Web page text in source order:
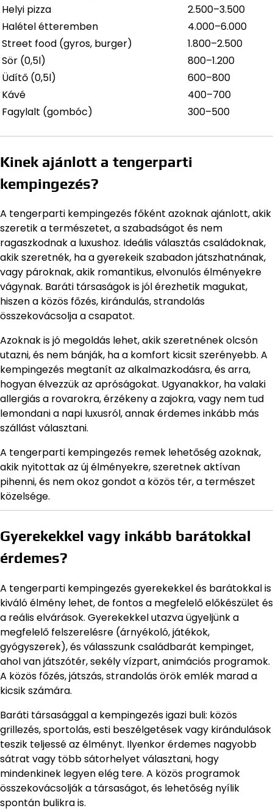
Helyi pizza
2.500–3.500
Halétel étteremben
4.000–6.000
Street food (gyros, burger)
1.800–2.500
Sör (0,5l)
800–1.200
Üdítő (0,5l)
600–800
Kávé
400–700
Fagylalt (gombóc)
300–500
Kinek ajánlott a tengerparti
kempingezés?
A tengerparti kempingezés főként azoknak ajánlott, akik
szeretik a természetet, a szabadságot és nem
ragaszkodnak a luxushoz. Ideális választás családoknak,
akik szeretnék, ha a gyerekeik szabadon játszhatnának,
vagy pároknak, akik romantikus, elvonulós élményekre
vágynak. Baráti társaságok is jól érezhetik magukat,
hiszen a közös főzés, kirándulás, strandolás
összekovácsolja a csapatot.
Azoknak is jó megoldás lehet, akik szeretnének olcsón
utazni, és nem bánják, ha a komfort kicsit szerényebb. A
kempingezés megtanít az alkalmazkodásra, és arra,
hogyan élvezzük az apróságokat. Ugyanakkor, ha valaki
allergiás a rovarokra, érzékeny a zajokra, vagy nem tud
lemondani a napi luxusról, annak érdemes inkább más
szállást választani.
A tengerparti kempingezés remek lehetőség azoknak,
akik nyitottak az új élményekre, szeretnek aktívan
pihenni, és nem okoz gondot a közös tér, a természet
közelsége.
Gyerekekkel vagy inkább barátokkal
érdemes?
A tengerparti kempingezés gyerekekkel és barátokkal is
kiváló élmény lehet, de fontos a megfelelő előkészület és
a reális elvárások. Gyerekekkel utazva ügyeljünk a
megfelelő felszerelésre (árnyékoló, játékok,
gyógyszerek), és válasszunk családbarát kempinget,
ahol van játszótér, sekély vízpart, animációs programok.
A közös főzés, játszás, strandolás örök emlék marad a
kicsik számára.
Baráti társasággal a kempingezés igazi buli: közös
grillezés, sportolás, esti beszélgetések vagy kirándulások
teszik teljessé az élményt. Ilyenkor érdemes nagyobb
sátrat vagy több sátorhelyet választani, hogy
mindenkinek legyen elég tere. A közös programok
összekovácsolják a társaságot, és lehetőség nyílik
spontán bulikra is.